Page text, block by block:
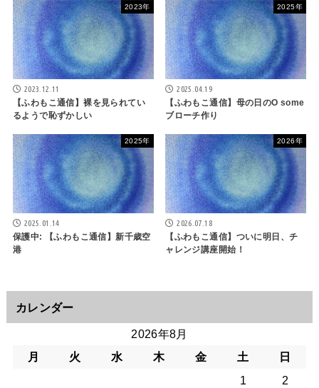
2023年
2023.12.11
【ふわもこ通信】裸を見られてい
るようで恥ずかしい
2025年
2025.04.19
【ふわもこ通信】母の日のO some
ブローチ作り
2025年
2025.01.14
保護中: 【ふわもこ通信】新千歳空
港
2026年
2026.07.18
【ふわもこ通信】ついに明日、チ
ャレンジ講座開始！
カレンダー
2026年8月
月
火 水 木 金 土
日
1
2